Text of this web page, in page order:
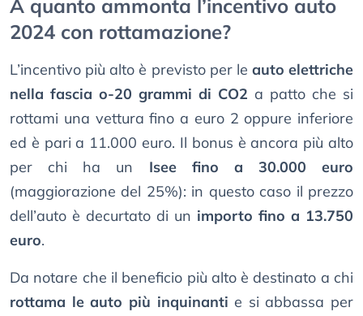
A quanto ammonta l’incentivo auto
2024 con rottamazione?
L’incentivo più alto è previsto per le auto elettriche
nella fascia o-20 grammi di CO2 a patto che si
rottami una vettura fino a euro 2 oppure inferiore
ed è pari a 11.000 euro. Il bonus è ancora più alto
per chi ha un Isee fino a 30.000 euro
(maggiorazione del 25%): in questo caso il prezzo
dell’auto è decurtato di un importo fino a 13.750
euro.
Da notare che il beneficio più alto è destinato a chi
rottama le auto più inquinanti e si abbassa per